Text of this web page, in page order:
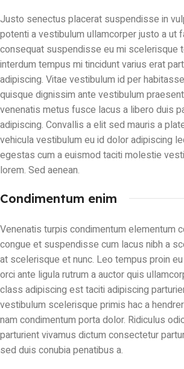
Justo senectus placerat suspendisse in
potenti a vestibulum ullamcorper justo a ut
consequat suspendisse eu mi scelerisque
interdum tempus mi tincidunt varius erat
adipiscing. Vitae vestibulum id per
quisque dignissim ante vestibulum
venenatis metus fusce lacus a libero duis
adipiscing. Convallis a elit sed mauris a
vehicula vestibulum eu id dolor adipiscing
egestas cum a euismod taciti molestie
lorem. Sed aenean.
Condimentum enim
Venenatis turpis condimentum elementum
congue et suspendisse cum lacus nibh a
at scelerisque et nunc. Leo tempus proin
orci ante ligula rutrum a auctor quis
class adipiscing est taciti adipiscing
vestibulum scelerisque primis hac a
nam condimentum porta dolor. Ridiculus
parturient vivamus dictum consectetur
sed duis conubia penatibus a.